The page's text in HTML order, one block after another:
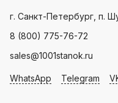
г. Санкт-Петербург, п.
8 (800) 775-76-72
sales@1001stanok.ru
WhatsApp Telegram